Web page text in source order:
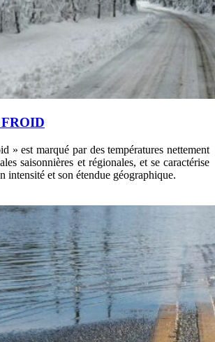
» est marqué par des températures nettement
saisonnières et régionales, et se caractérise
intensité et son étendue géographique.